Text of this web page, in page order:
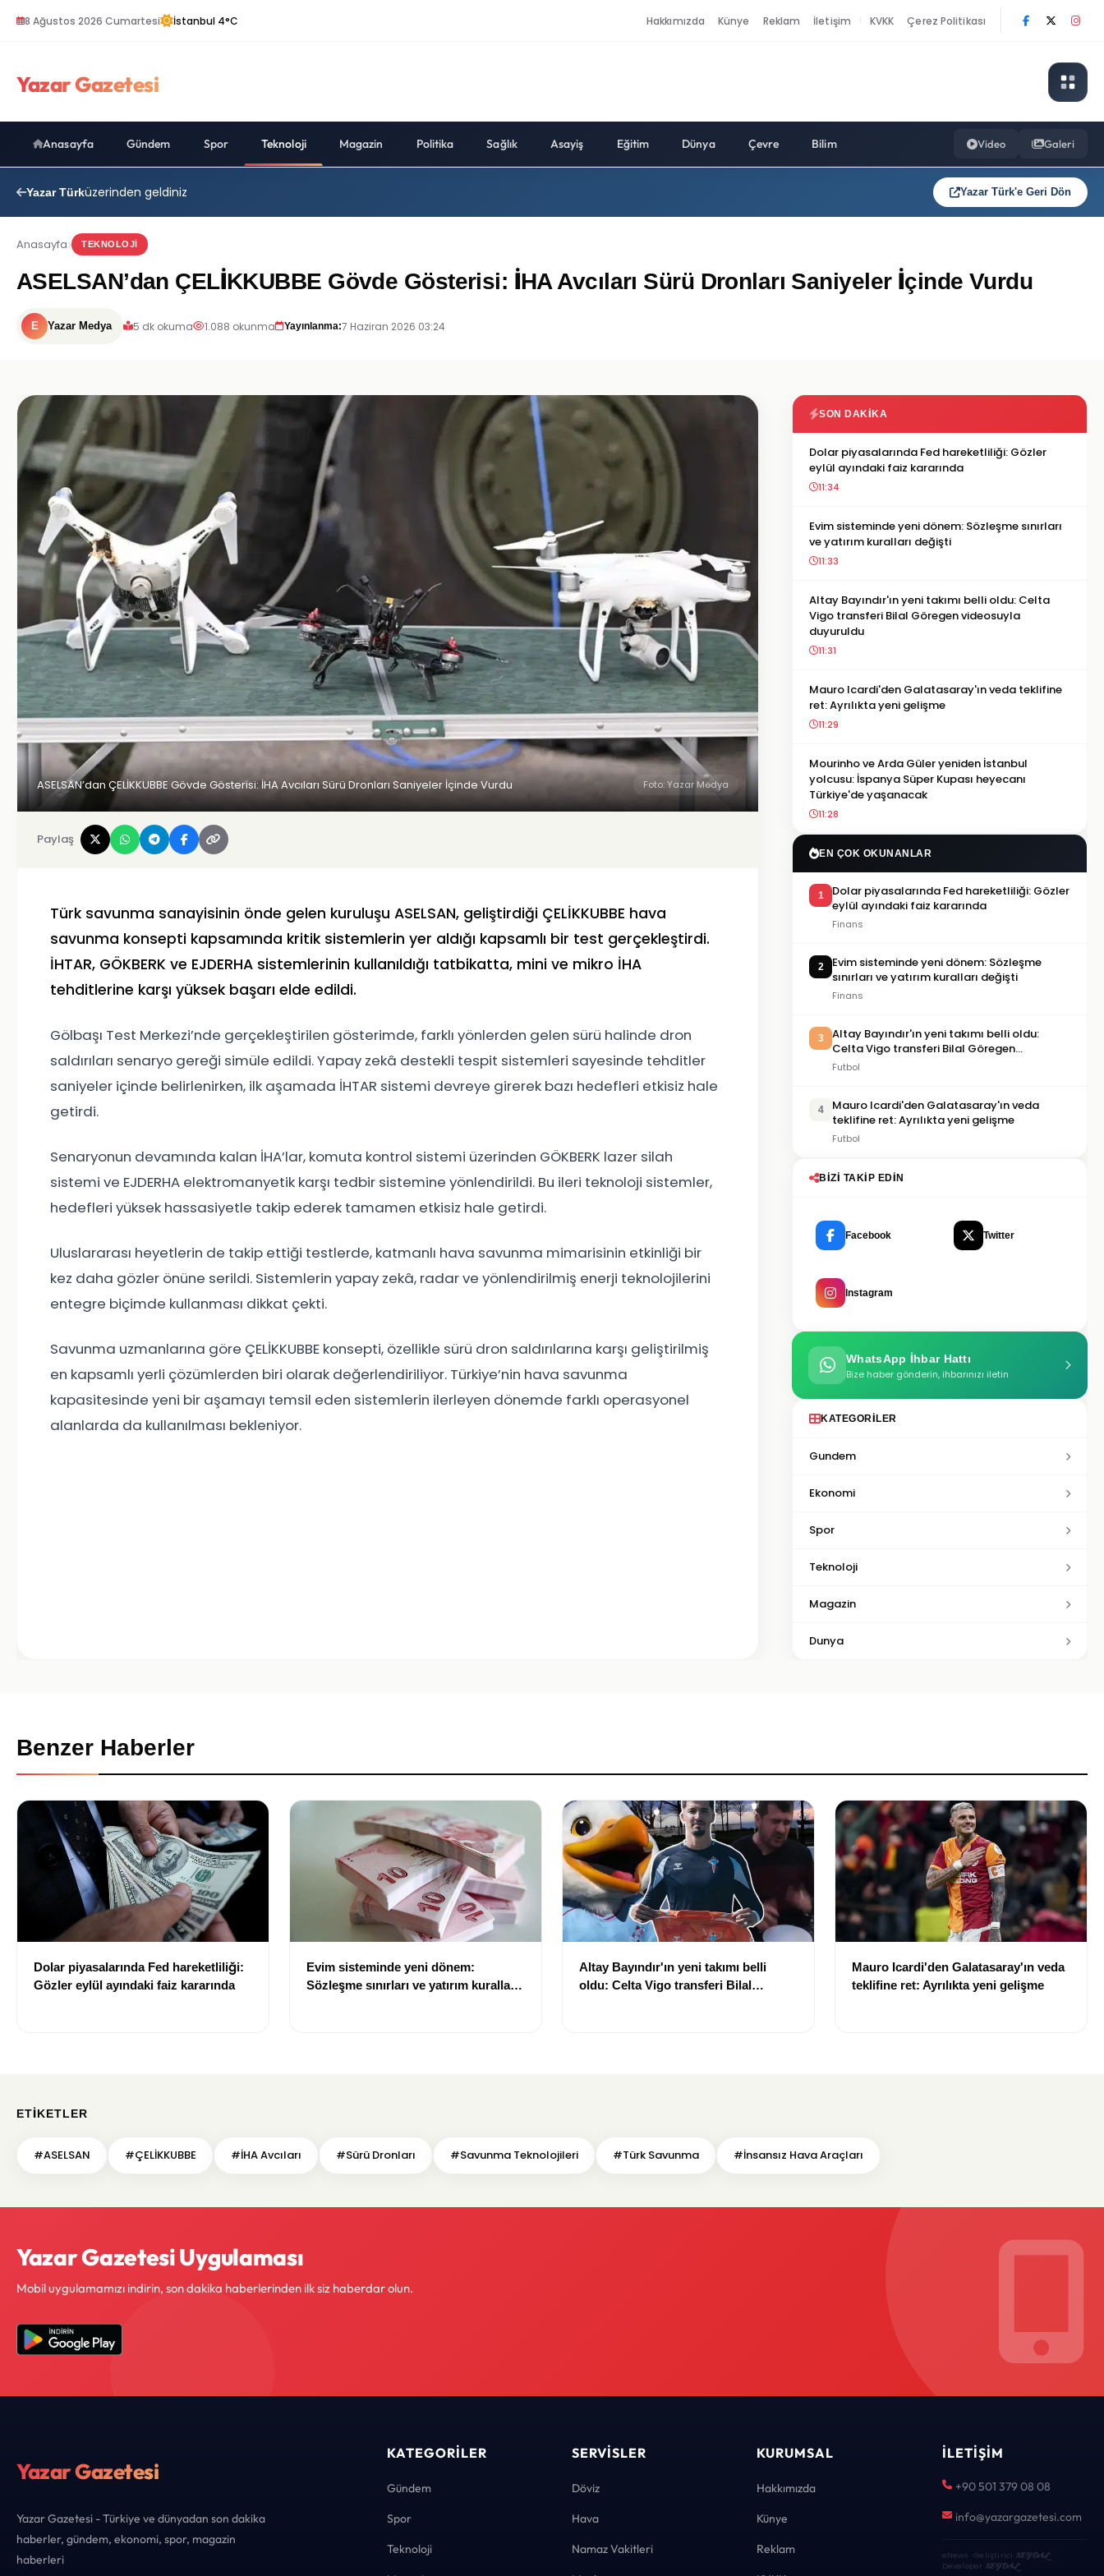
8 Ağustos 2026 Cumartesi İstanbul 4°C Hakkımızda Künye Reklam İletişim KVKK Çerez Politikası
Yazar Gazetesi
Anasayfa Gündem Spor Teknoloji Magazin Politika Sağlık Asayiş Eğitim Dünya Çevre Bilim Video Galeri
Yazar Türküzerinden geldiniz Yazar Türk'e Geri Dön
Anasayfa TEKNOLOJI
ASELSAN’dan ÇELİKKUBBE Gövde Gösterisi: İHA Avcıları Sürü Dronları Saniyeler İçinde Vurdu
E Yazar Medya 5 dk okuma 1.088 okunma Yayınlanma:7 Haziran 2026 03:24
ASELSAN’dan ÇELİKKUBBE Gövde Gösterisi: İHA Avcıları Sürü Dronları Saniyeler İçinde Vurdu Foto: Yazar Medya
Paylaş
Türk savunma sanayisinin önde gelen kuruluşu ASELSAN, geliştirdiği ÇELİKKUBBE hava
savunma konsepti kapsamında kritik sistemlerin yer aldığı kapsamlı bir test gerçekleştirdi.
İHTAR, GÖKBERK ve EJDERHA sistemlerinin kullanıldığı tatbikatta, mini ve mikro İHA
tehditlerine karşı yüksek başarı elde edildi.
Gölbaşı Test Merkezi’nde gerçekleştirilen gösterimde, farklı yönlerden gelen sürü halinde dron
saldırıları senaryo gereği simüle edildi. Yapay zekâ destekli tespit sistemleri sayesinde tehditler
saniyeler içinde belirlenirken, ilk aşamada İHTAR sistemi devreye girerek bazı hedefleri etkisiz hale
getirdi.
Senaryonun devamında kalan İHA’lar, komuta kontrol sistemi üzerinden GÖKBERK lazer silah
sistemi ve EJDERHA elektromanyetik karşı tedbir sistemine yönlendirildi. Bu ileri teknoloji sistemler,
hedefleri yüksek hassasiyetle takip ederek tamamen etkisiz hale getirdi.
Uluslararası heyetlerin de takip ettiği testlerde, katmanlı hava savunma mimarisinin etkinliği bir
kez daha gözler önüne serildi. Sistemlerin yapay zekâ, radar ve yönlendirilmiş enerji teknolojilerini
entegre biçimde kullanması dikkat çekti.
Savunma uzmanlarına göre ÇELİKKUBBE konsepti, özellikle sürü dron saldırılarına karşı geliştirilmiş
en kapsamlı yerli çözümlerden biri olarak değerlendiriliyor. Türkiye’nin hava savunma
kapasitesinde yeni bir aşamayı temsil eden sistemlerin ilerleyen dönemde farklı operasyonel
alanlarda da kullanılması bekleniyor.
SON DAKIKA
Dolar piyasalarında Fed hareketliliği: Gözler
eylül ayındaki faiz kararında
11:34
Evim sisteminde yeni dönem: Sözleşme sınırları
ve yatırım kuralları değişti
11:33
Altay Bayındır'ın yeni takımı belli oldu: Celta
Vigo transferi Bilal Göregen videosuyla
duyuruldu
11:31
Mauro Icardi'den Galatasaray'ın veda teklifine
ret: Ayrılıkta yeni gelişme
11:29
Mourinho ve Arda Güler yeniden İstanbul
yolcusu: İspanya Süper Kupası heyecanı
Türkiye'de yaşanacak
11:28
EN ÇOK OKUNANLAR
1
Dolar piyasalarında Fed hareketliliği: Gözler
eylül ayındaki faiz kararında
Finans
2
Evim sisteminde yeni dönem: Sözleşme
sınırları ve yatırım kuralları değişti
Finans
3
Altay Bayındır'ın yeni takımı belli oldu:
Celta Vigo transferi Bilal Göregen
videosuyla duyuruldu
Futbol
4
Mauro Icardi'den Galatasaray'ın veda
teklifine ret: Ayrılıkta yeni gelişme
Futbol
BIZI TAKIP EDIN
Facebook Twitter
Instagram
WhatsApp İhbar Hattı
Bize haber gönderin, ihbarınızı iletin
KATEGORILER
Gundem
Ekonomi
Spor
Teknoloji
Magazin
Dunya
Benzer Haberler
Dolar piyasalarında Fed hareketliliği:
Gözler eylül ayındaki faiz kararında
Evim sisteminde yeni dönem:
Sözleşme sınırları ve yatırım kuralları
Altay Bayındır'ın yeni takımı belli
oldu: Celta Vigo transferi Bilal
Mauro Icardi'den Galatasaray'ın veda
teklifine ret: Ayrılıkta yeni gelişme
ETIKETLER
#ASELSAN #ÇELİKKUBBE #İHA Avcıları #Sürü Dronları #Savunma Teknolojileri #Türk Savunma #İnsansız Hava Araçları
Yazar Gazetesi Uygulaması
Mobil uygulamamızı indirin, son dakika haberlerinden ilk siz haberdar olun.
Yazar Gazetesi
Yazar Gazetesi - Türkiye ve dünyadan son dakika
haberler, gündem, ekonomi, spor, magazin
haberleri
KATEGORILER
Gündem
Spor
Teknoloji
SERVISLER
Döviz
Hava
Namaz Vakitleri
KURUMSAL
Hakkımızda
Künye
Reklam
İLETIŞIM
+90 501 379 08 08
info@yazargazetesi.com
eNews · Geliştirici KEYDAL·
Developer KEYDAL